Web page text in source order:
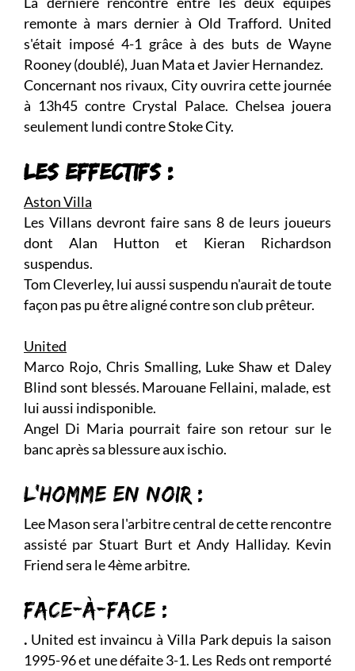
remonte à mars dernier à Old Trafford. United
s'était imposé 4-1 grâce à des buts de Wayne
Rooney (doublé), Juan Mata et Javier Hernandez.
Concernant nos rivaux, City ouvrira cette journée
à 13h45 contre Crystal Palace. Chelsea jouera
seulement lundi contre Stoke City.
LES EFFECTIFS :
Aston Villa
Les Villans devront faire sans 8 de leurs joueurs
dont Alan Hutton et Kieran Richardson
suspendus.
Tom Cleverley, lui aussi suspendu n'aurait de toute
façon pas pu être aligné contre son club prêteur.
United
Marco Rojo, Chris Smalling, Luke Shaw et Daley
Blind sont blessés. Marouane Fellaini, malade, est
lui aussi indisponible.
Angel Di Maria pourrait faire son retour sur le
banc après sa blessure aux ischio.
L'HOMME EN NOIR :
Lee Mason sera l'arbitre central de cette rencontre
assisté par Stuart Burt et Andy Halliday. Kevin
Friend sera le 4ème arbitre.
FACE-À-FACE :
. United est invaincu à Villa Park depuis la saison
1995-96 et une défaite 3-1. Les Reds ont remporté